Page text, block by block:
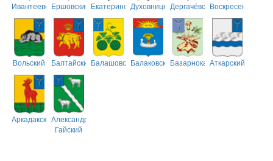
ИвантеевскийЕршовский ЕкатериновскийДуховницкийДергачёвскийВоскресенский
Вольский БалтайскийБалашовскийБалаковскийБазарнокарабулакский
Аткарский
АркадакскийАлександрово-
Гайский